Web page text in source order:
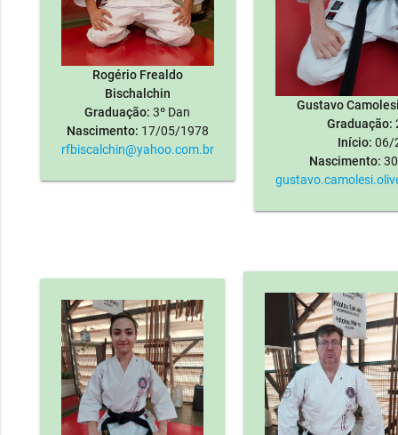
Rogério Frealdo
Bischalchin
Graduação: 3º Dan
Nascimento: 17/05/1978
rfbiscalchin@yahoo.com.br
Gustavo
Graduação:
Início: 06/
Nascimento: